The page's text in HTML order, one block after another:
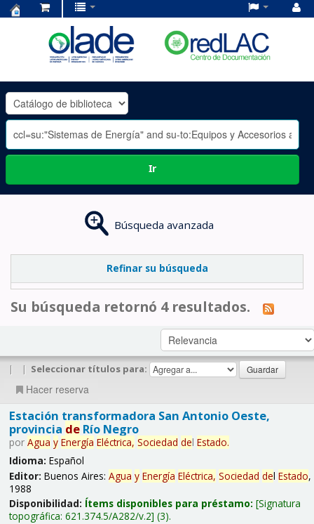
OLADE
-
Ir
Búsqueda avanzada
Refinar su búsqueda
Su búsqueda retornó 4 resultados.
| | Seleccionar títulos para:
Hacer reserva
Estación transformadora San Antonio Oeste,
provincia deRío Negro
por Agua y Energía Eléctrica, Sociedad del Estado.
Idioma: Español
Editor: Buenos Aires: Agua y Energía Eléctrica, Sociedad del Estado,
1988
Disponibilidad: Ítems disponibles para préstamo: Signatura
topográfica: 621.374.5/A282/v.2 (3).